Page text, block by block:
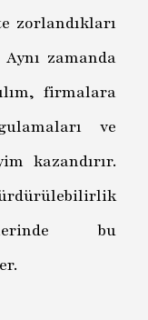
zorlandıkları
zamanda
firmalara
ve
kazandırır.
bu